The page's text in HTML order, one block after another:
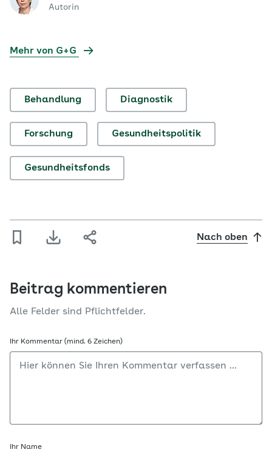
Autorin
Mehr von G+G
Behandlung Diagnostik
Forschung Gesundheitspolitik
Gesundheitsfonds
Nach oben
Beitrag kommentieren
Alle Felder sind Pflichtfelder.
Ihr Kommentar (mind. 6 Zeichen)
Ihr Name